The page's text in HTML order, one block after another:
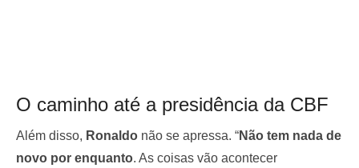
O caminho até a presidência da CBF
Além disso, Ronaldo não se apressa. “Não tem nada de
novo por enquanto. As coisas vão acontecer